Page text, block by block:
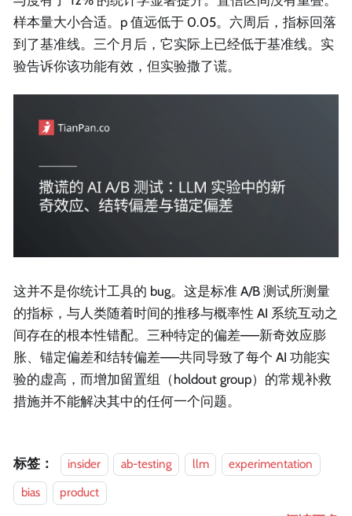
样本量大小合适。p 值远低于 0.05。六周后，指标回落
到了基准线。三个月后，它实际上已经低于基准线。实
验告诉你该功能有效，但实验撒了谎。
这并不是你统计工具的 bug。这是标准 A/B 测试所测量
的指标，与人类随着时间的推移与概率性 AI 系统互动之
间存在的根本性错配。三种特定的偏差——新奇效应膨
胀、锚定偏差和结转偏差——共同导致了每个 AI 功能实
验的虚高，而增加留置组（holdout group）的常规补救
措施并不能解决其中的任何一个问题。
标签： insider ab-testing llm
experimentation
bias
product